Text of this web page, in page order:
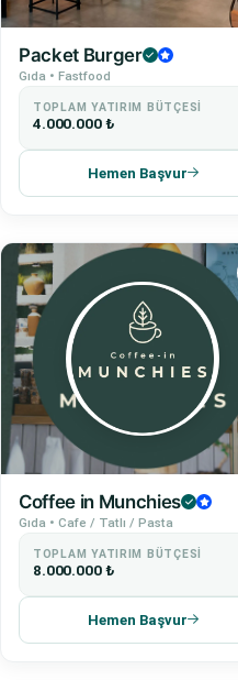
Packet Burger
Gıda • Fastfood
TOPLAM YATIRIM BÜTÇESI
4.000.000 ₺
Hemen Başvur
Coffee in Munchies
Gıda • Cafe / Tatlı / Pasta
TOPLAM YATIRIM BÜTÇESI
8.000.000 ₺
Hemen Başvur